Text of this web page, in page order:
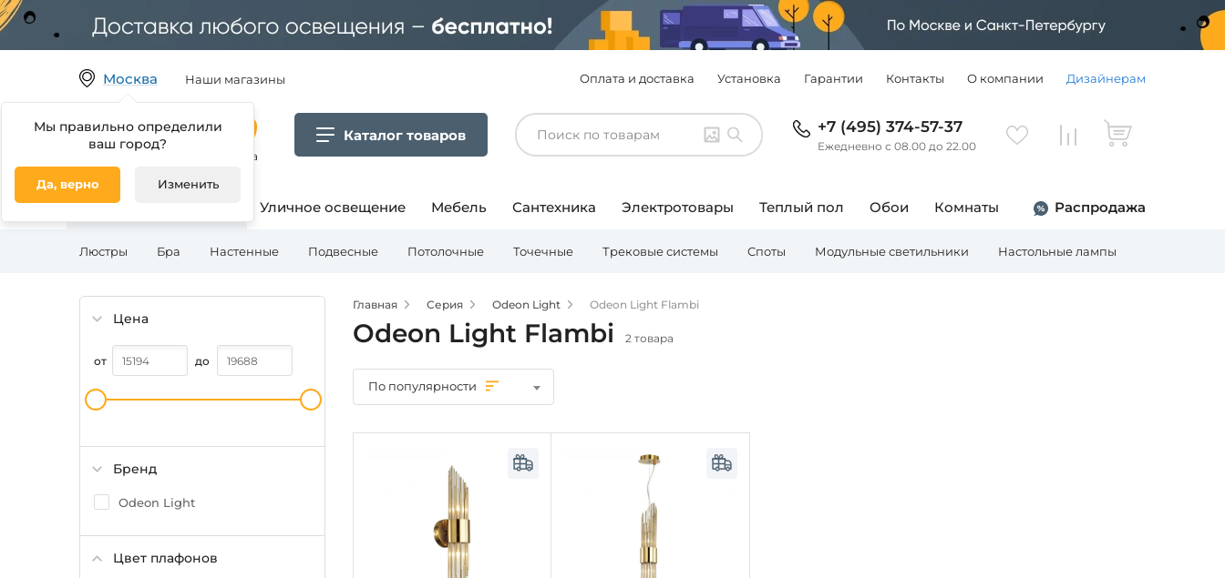
Москва
Мы правильно определили
ваш город?
Да, верно Изменить
Наши магазины Оплата и доставка Установка Гарантии Контакты О компании Дизайнерам
Гипермаркет товаров для дома
Каталог товаров +7 (495) 374-57-37
Ежедневно с 08.00 до 22.00
Освещение для дома Уличное освещение Мебель Сантехника Электротовары Теплый пол Обои Комнаты Распродажа
Люстры Бра Настенные Подвесные Потолочные Точечные Трековые системы Споты Модульные светильники Настольные лампы
Цена
от до
Бренд
Odeon Light
Цвет плафонов
Главная Серия Odeon Light Odeon Light Flambi
Odeon Light Flambi 2 товара
По популярности